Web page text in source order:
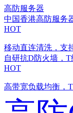
高防服务器
中国香港高防服务
HOT
移动直连清洗，支
自研抗D防火墙，T
HOT
高带宽负载均衡，